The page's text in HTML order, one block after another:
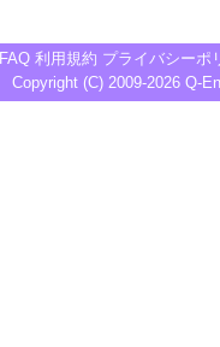
FAQ 利用規約 プライバシーポ
Copyright (C) 2009-2026 Q-